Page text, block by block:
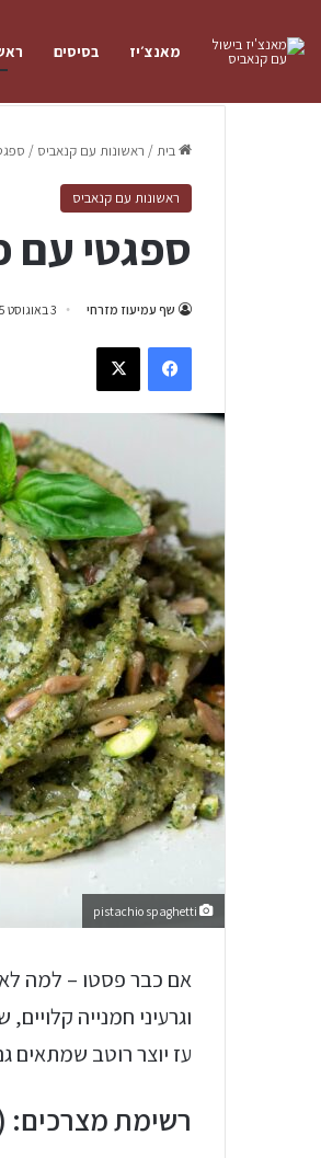
מאנצ׳יז בסיסים
בית/ ראשונות עם קנאביס /
ראשונות עם קנאביס
ספגטי עם
שף עמיעוז מזרחי 3 באוגוסט 2025
אם כבר פסטו – למה
וגרעיני חמנייה
עז יוצר רוטב
רשימת מצרכים: (4